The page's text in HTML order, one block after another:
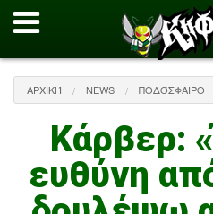
ΑΡΧΙΚΉ NEWS ΠΟΔΌΣΦΑΙΡΟ
Κάρβερ:
ευθύνη